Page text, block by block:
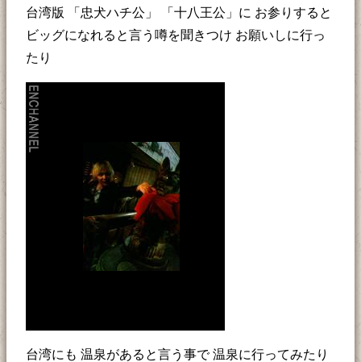
台湾版 「忠犬ハチ公」 「十八王公」に お参りすると
ビッグになれると言う噂を聞きつけ お願いしに行っ
たり
台湾にも 温泉があると言う事で 温泉に行ってみたり